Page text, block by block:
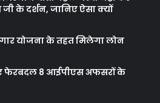
के दर्शन, जानिए ऐसा क्यों
योजना के तहत मिलेगा लोन
फेरबदल 8 आईपीएस अफसरों के